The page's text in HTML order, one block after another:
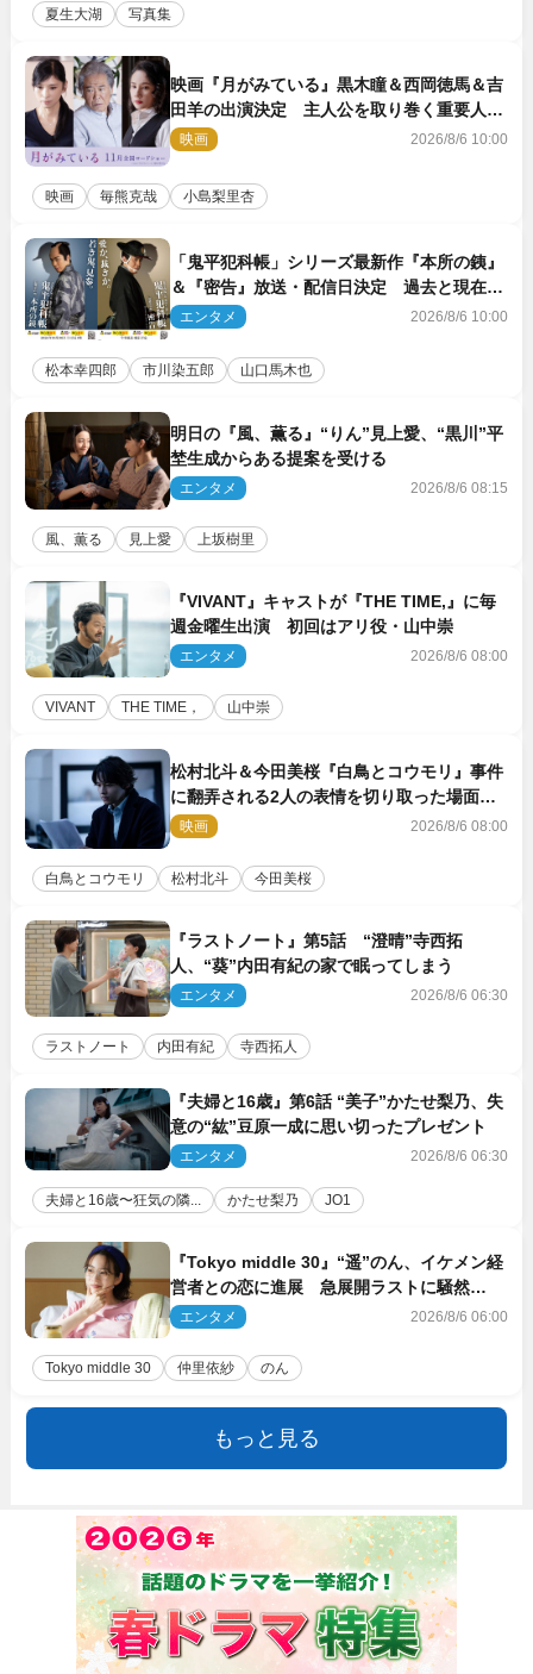
夏生大湖 写真集
映画『月がみている』黒木瞳＆西岡徳馬＆吉
田羊の出演決定 主人公を取り巻く重要人物
を演じる
映画 2026/8/6 10:00
映画 毎熊克哉 小島梨里杏
「鬼平犯科帳」シリーズ最新作『本所の銕』
＆『密告』放送・配信日決定 過去と現在が
繋がるビジュアルも解禁
エンタメ 2026/8/6 10:00
松本幸四郎 市川染五郎 山口馬木也
明日の『風、薫る』“りん”見上愛、“黒川”平
埜生成からある提案を受ける
エンタメ 2026/8/6 08:15
風、薫る 見上愛 上坂樹里
『VIVANT』キャストが『THE TIME,』に毎
週金曜生出演 初回はアリ役・山中崇
エンタメ 2026/8/6 08:00
VIVANT THE TIME， 山中崇
松村北斗＆今田美桜『白鳥とコウモリ』事件
に翻弄される2人の表情を切り取った場面写
真解禁
映画 2026/8/6 08:00
白鳥とコウモリ 松村北斗 今田美桜
『ラストノート』第5話 “澄晴”寺西拓
人、“葵”内田有紀の家で眠ってしまう
エンタメ 2026/8/6 06:30
ラストノート 内田有紀 寺西拓人
『夫婦と16歳』第6話 “美子”かたせ梨乃、失
意の“紘”豆原一成に思い切ったプレゼント
エンタメ 2026/8/6 06:30
夫婦と16歳〜狂気の隣... かたせ梨乃 JO1
『Tokyo middle 30』“遥”のん、イケメン経
営者との恋に進展 急展開ラストに騒然
「え…いきなり」「嫌な予感」
エンタメ 2026/8/6 06:00
Tokyo middle 30 仲里依紗 のん
もっと見る